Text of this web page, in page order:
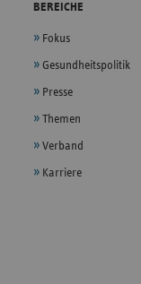
BEREICHE
Fokus
Gesundheitspolitik
Presse
Themen
Verband
Karriere